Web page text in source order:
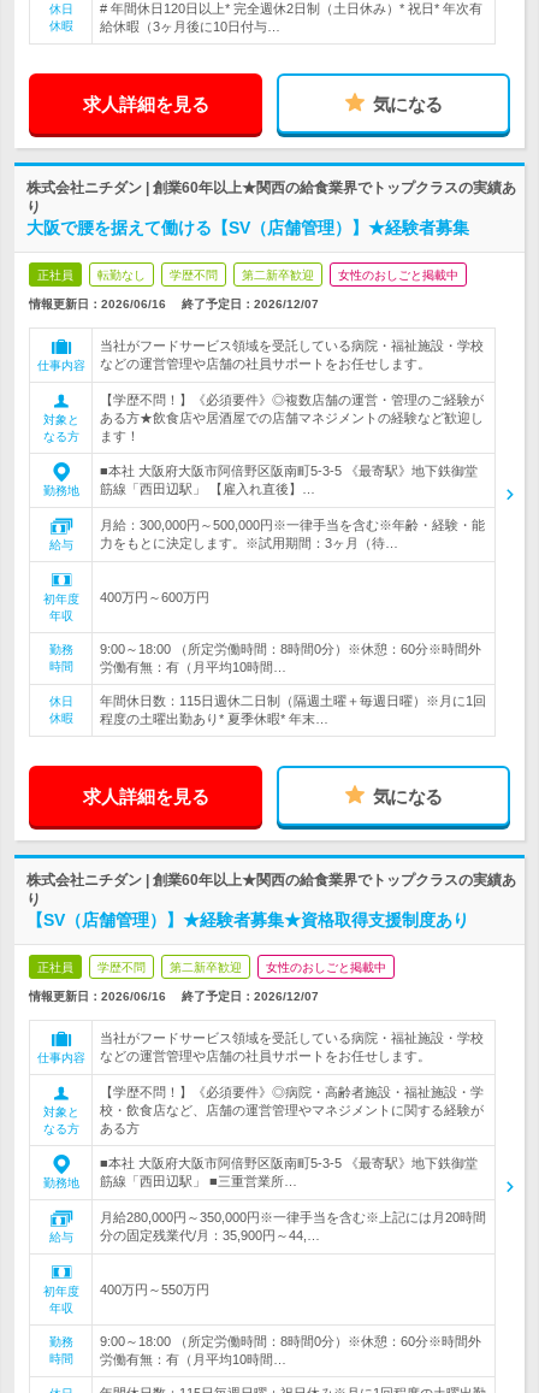
休日
休暇
# 年間休日120日以上* 完全週休2日制（土日休み）* 祝日* 年次有
給休暇（3ヶ月後に10日付与…
求人詳細を見る 気になる
株式会社ニチダン | 創業60年以上★関西の給食業界でトップクラスの実績あ
り
大阪で腰を据えて働ける【SV（店舗管理）】★経験者募集
正社員 転勤なし 学歴不問 第二新卒歓迎 女性のおしごと掲載中
情報更新日：2026/06/16 終了予定日： 2026/12/07
仕事内容
当社がフードサービス領域を受託している病院・福祉施設・学校
などの運営管理や店舗の社員サポートをお任せします。
対象と
なる方
【学歴不問！】《必須要件》◎複数店舗の運営・管理のご経験が
ある方★飲食店や居酒屋での店舗マネジメントの経験など歓迎し
ます！
勤務地
■本社 大阪府大阪市阿倍野区阪南町5-3-5 《最寄駅》地下鉄御堂
筋線「西田辺駅」 【雇入れ直後】…
給与
月給：300,000円～500,000円※一律手当を含む※年齢・経験・能
力をもとに決定します。※試用期間：3ヶ月（待…
初年度
年収
400万円～600万円
勤務
時間
9:00～18:00 （所定労働時間：8時間0分）※休憩：60分※時間外
労働有無：有（月平均10時間…
休日
休暇
年間休日数：115日週休二日制（隔週土曜＋毎週日曜）※月に1回
程度の土曜出勤あり* 夏季休暇* 年末…
求人詳細を見る 気になる
株式会社ニチダン | 創業60年以上★関西の給食業界でトップクラスの実績あ
り
【SV（店舗管理）】★経験者募集★資格取得支援制度あり
正社員 学歴不問 第二新卒歓迎 女性のおしごと掲載中
情報更新日：2026/06/16 終了予定日： 2026/12/07
仕事内容
当社がフードサービス領域を受託している病院・福祉施設・学校
などの運営管理や店舗の社員サポートをお任せします。
対象と
なる方
【学歴不問！】《必須要件》◎病院・高齢者施設・福祉施設・学
校・飲食店など、店舗の運営管理やマネジメントに関する経験が
ある方
勤務地
■本社 大阪府大阪市阿倍野区阪南町5-3-5 《最寄駅》地下鉄御堂
筋線「西田辺駅」 ■三重営業所…
給与
月給280,000円～350,000円※一律手当を含む※上記には月20時間
分の固定残業代/月：35,900円～44,…
初年度
年収
400万円～550万円
勤務
時間
9:00～18:00 （所定労働時間：8時間0分）※休憩：60分※時間外
労働有無：有（月平均10時間…